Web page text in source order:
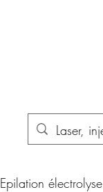
Epilation électrolyse